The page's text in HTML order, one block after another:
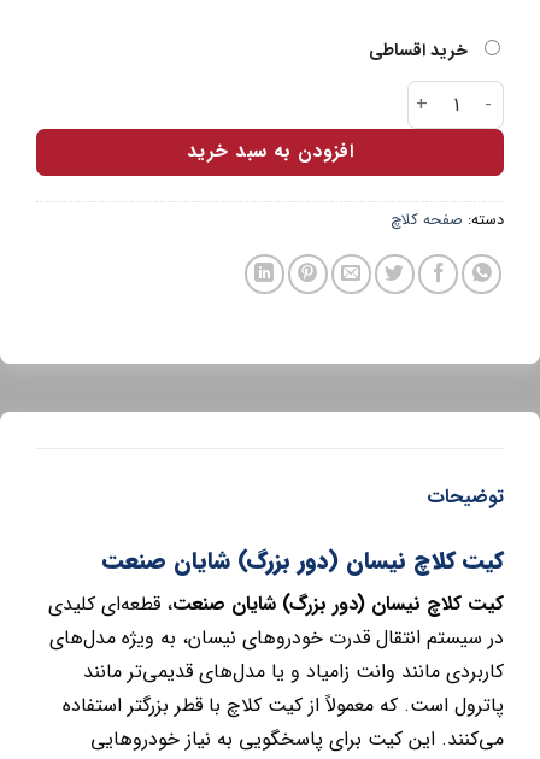
خرید اقساطی
کیت کلاچ نیسان دور بزرگ شایان صنعت عدد
افزودن به سبد خرید
دسته:صفحه کلاچ
توضیحات
کیت کلاچ نیسان (دور بزرگ) شایان صنعت
کیت کلاچ نیسان (دور بزرگ) شایان صنعت، قطعه‌ای کلیدی
در سیستم انتقال قدرت خودروهای نیسان، به ویژه مدل‌های
کاربردی مانند وانت زامیاد و یا مدل‌های قدیمی‌تر مانند
پاترول است. که معمولاً از کیت کلاچ با قطر بزرگتر استفاده
می‌کنند. این کیت برای پاسخگویی به نیاز خودروهایی